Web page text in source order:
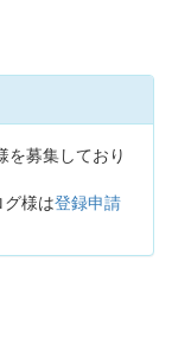
を募集しており
様は登録申請